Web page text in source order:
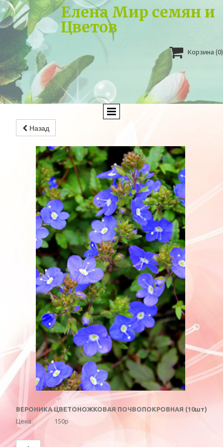
Елена Мир семян и
Цветов
 Корзина (0)
Назад
ВЕРОНИКА ЦВЕТОНОЖКОВАЯ ПОЧВОПОКРОВНАЯ (10шт)
Цена:
150р